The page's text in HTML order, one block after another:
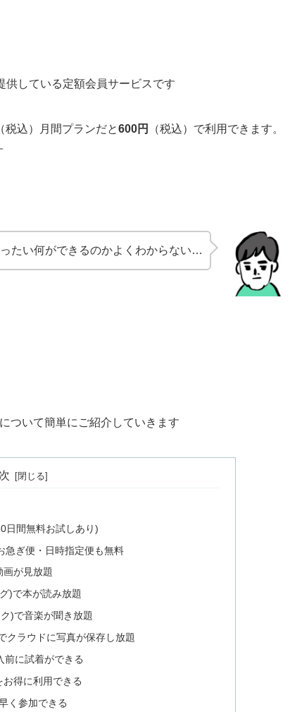
供している定額会員サービスです
（税込）月間プランだと600円
（税込）で利用できます。
たい何ができるのかよくわからない…
について簡単にご紹介していきます
日間無料お試しあり)
急ぎ便・日時指定便も無料
画が見放題
)で本が読み放題
)で音楽が聞き放題
クラウドに写真が保存し放題
前に試着ができる
得に利用できる
く参加できる